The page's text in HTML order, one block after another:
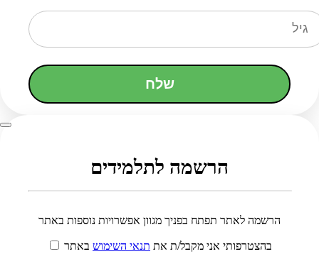
שלח
הרשמה לתלמידים
הרשמה לאתר תפתח בפניך מגוון אפשרויות נוספות באתר
בהצטרפותי אני מקבל/ת את תנאי השימוש באתר